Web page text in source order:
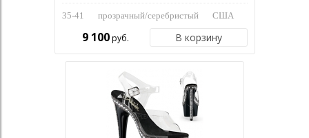
35-41 прозрачный/серебристый США
9 100руб. В корзину